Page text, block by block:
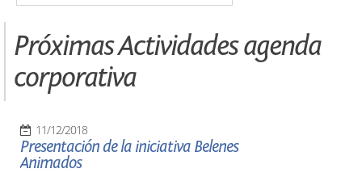
Próximas Actividades agenda
corporativa
11/12/2018
Presentación de la iniciativa Belenes
Animados